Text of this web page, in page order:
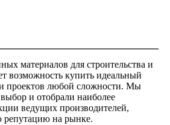
материалов для строительства и
возможность купить идеальный
проектов любой сложности. Мы
и отобрали наиболее
ведущих производителей,
на рынке.